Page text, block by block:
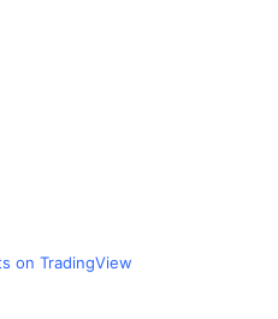
on TradingView